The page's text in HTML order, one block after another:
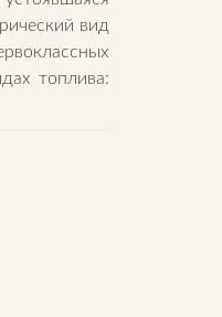
вид
топлива: